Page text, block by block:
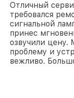
Отличный
требовался
сигнальной
принес
озвучили цену.
проблему и
вежливо.